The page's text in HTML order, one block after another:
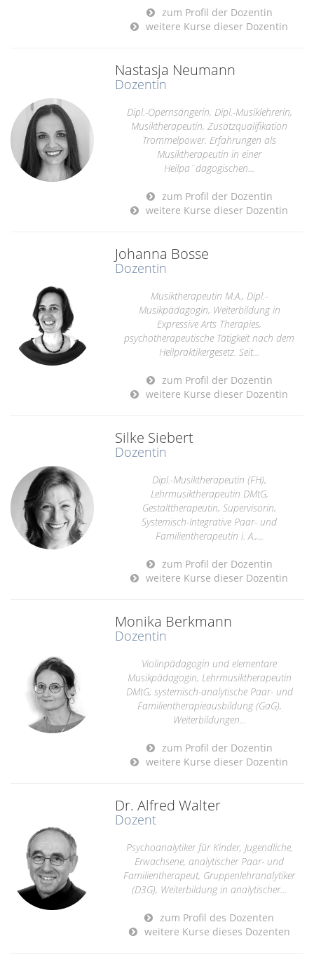
zum Profil der Dozentin
weitere Kurse dieser Dozentin
Nastasja Neumann
Dozentin
Dipl.-Opernsängerin, Dipl.-Musiklehrerin,
Musiktherapeutin, Zusatzqualifikation
Trommelpower. Erfahrungen als
Musiktherapeutin in einer
Heilpa¨dagogischen...
zum Profil der Dozentin
weitere Kurse dieser Dozentin
Johanna Bosse
Dozentin
Musiktherapeutin M.A., Dipl.-
Musikpädagogin, Weiterbildung in
Expressive Arts Therapies,
psychotherapeutische Tätigkeit nach dem
Heilpraktikergesetz. Seit...
zum Profil der Dozentin
weitere Kurse dieser Dozentin
Silke Siebert
Dozentin
Dipl.-Musiktherapeutin (FH),
Lehrmusiktherapeutin DMtG,
Gestalttherapeutin, Supervisorin,
Systemisch-Integrative Paar- und
Familientherapeutin i. A.,...
zum Profil der Dozentin
weitere Kurse dieser Dozentin
Monika Berkmann
Dozentin
Violinpädagogin und elementare
Musikpädagogin, Lehrmusiktherapeutin
DMtG; systemisch-analytische Paar- und
Familientherapieausbildung (GaG),
Weiterbildungen...
zum Profil der Dozentin
weitere Kurse dieser Dozentin
Dr. Alfred Walter
Dozent
Psychoanalytiker für Kinder, Jugendliche,
Erwachsene, analytischer Paar- und
Familientherapeut, Gruppenlehranalytiker
(D3G), Weiterbildung in analytischer...
zum Profil des Dozenten
weitere Kurse dieses Dozenten